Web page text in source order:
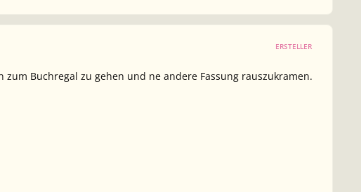
ERSTELLER
Buchregal zu gehen und ne andere Fassung rauszukramen.